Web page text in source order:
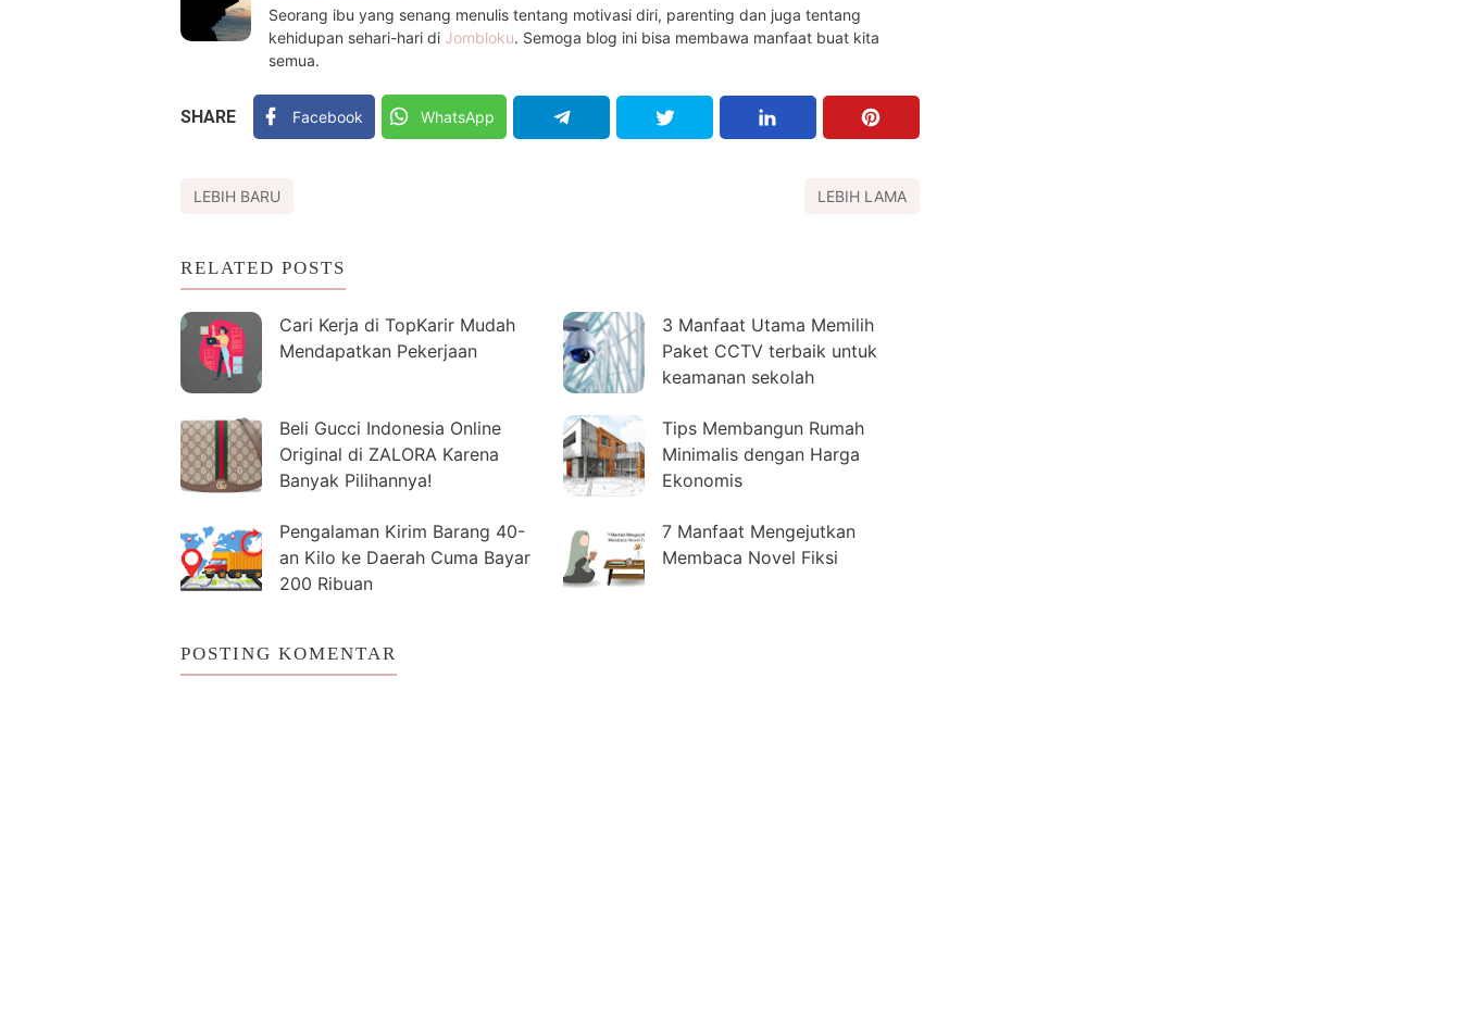
Seorang ibu yang senang menulis tentang motivasi diri, parenting dan juga tentang
kehidupan sehari-hari di Jombloku. Semoga blog ini bisa membawa manfaat buat kita
semua.
SHARE Facebook WhatsApp
LEBIH BARU LEBIH LAMA
RELATED POSTS
Cari Kerja di TopKarir Mudah
Mendapatkan Pekerjaan
3 Manfaat Utama Memilih
Paket CCTV terbaik untuk
keamanan sekolah
Beli Gucci Indonesia Online
Original di ZALORA Karena
Banyak Pilihannya!
Tips Membangun Rumah
Minimalis dengan Harga
Ekonomis
Pengalaman Kirim Barang 40-
an Kilo ke Daerah Cuma Bayar
200 Ribuan
7 Manfaat Mengejutkan
Membaca Novel Fiksi
POSTING KOMENTAR